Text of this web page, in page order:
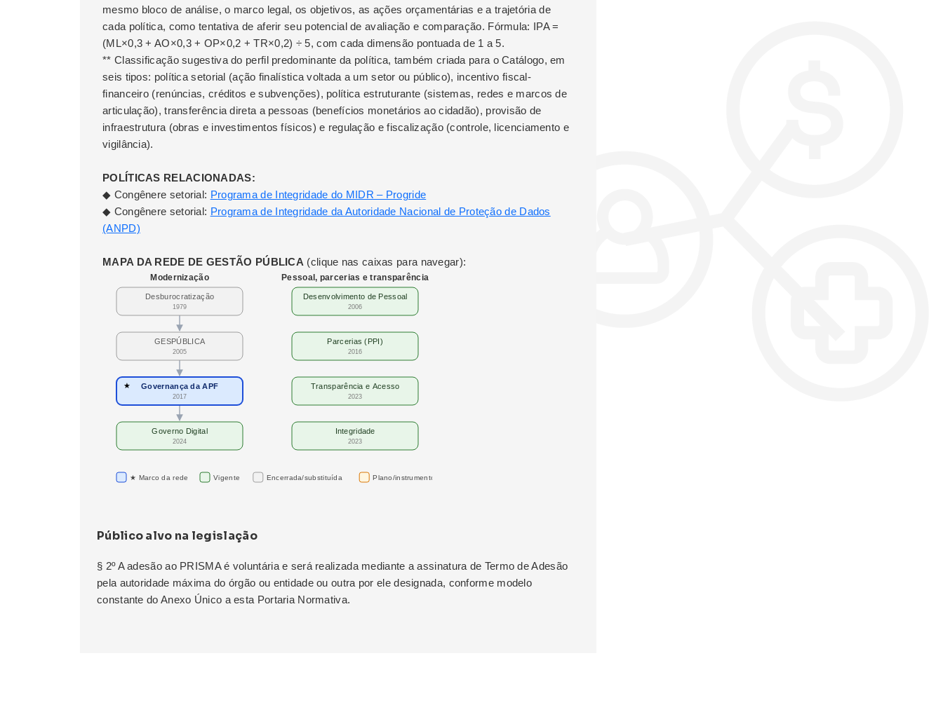
mesmo bloco de análise, o marco legal, os objetivos, as ações orçamentárias e a trajetória de
cada política, como tentativa de aferir seu potencial de avaliação e comparação. Fórmula: IPA =
(ML×0,3 + AO×0,3 + OP×0,2 + TR×0,2) ÷ 5, com cada dimensão pontuada de 1 a 5.
** Classificação sugestiva do perfil predominante da política, também criada para o Catálogo, em
seis tipos: política setorial (ação finalística voltada a um setor ou público), incentivo fiscal-
financeiro (renúncias, créditos e subvenções), política estruturante (sistemas, redes e marcos de
articulação), transferência direta a pessoas (benefícios monetários ao cidadão), provisão de
infraestrutura (obras e investimentos físicos) e regulação e fiscalização (controle, licenciamento e
vigilância).
POLÍTICAS RELACIONADAS:
◆ Congênere setorial: Programa de Integridade do MIDR – Progride
◆ Congênere setorial: Programa de Integridade da Autoridade Nacional de Proteção de Dados
(ANPD)
MAPA DA REDE DE GESTÃO PÚBLICA (clique nas caixas para navegar):
Modernização
Desburocratização
1979
GESPÚBLICA
2005
★ Governança da APF
2017
Governo Digital
2024
Pessoal, parcerias e transparência
Desenvolvimento de Pessoal
2006
Parcerias (PPI)
2016
Transparência e Acesso
2023
Integridade
2023
★ Marco da rede Vigente Encerrada/substituída Plano/instrumento
Público alvo na legislação
§ 2º A adesão ao PRISMA é voluntária e será realizada mediante a assinatura de Termo de Adesão
pela autoridade máxima do órgão ou entidade ou outra por ele designada, conforme modelo
constante do Anexo Único a esta Portaria Normativa.